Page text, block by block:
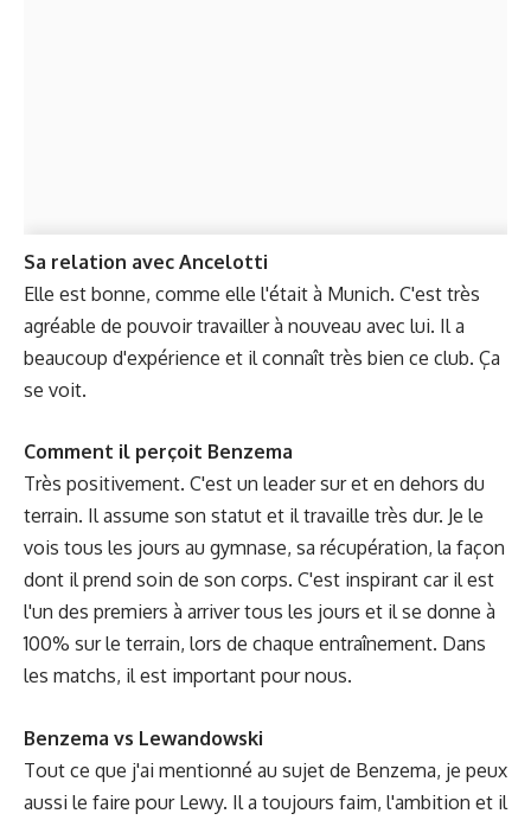
Sa relation avec Ancelotti
Elle est bonne, comme elle l'était à Munich. C'est très
agréable de pouvoir travailler à nouveau avec lui. Il a
beaucoup d'expérience et il connaît très bien ce club. Ça
se voit.
Comment il perçoit Benzema
Très positivement. C'est un leader sur et en dehors du
terrain. Il assume son statut et il travaille très dur. Je le
vois tous les jours au gymnase, sa récupération, la façon
dont il prend soin de son corps. C'est inspirant car il est
l'un des premiers à arriver tous les jours et il se donne à
100% sur le terrain, lors de chaque entraînement. Dans
les matchs, il est important pour nous.
Benzema vs Lewandowski
Tout ce que j'ai mentionné au sujet de Benzema, je peux
aussi le faire pour Lewy. Il a toujours faim, l'ambition et il